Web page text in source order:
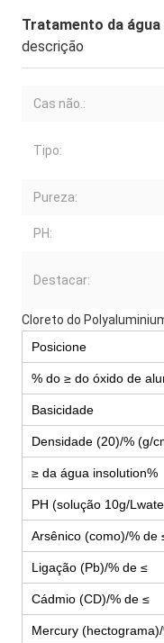
Tratamento da água
descrição
Cas não.:
Tipo:
Pureza:
PH:
Destacar:
Cloreto do
Posicione
% do ≥ do óxido de
Basicidade
Densidade (20)/% (g/
≥ da água insolution%
PH (solução 10g/
Arsênico (como)/% de
Ligação (Pb)/% de ≤
Cádmio (CD)/% de ≤
Mercury